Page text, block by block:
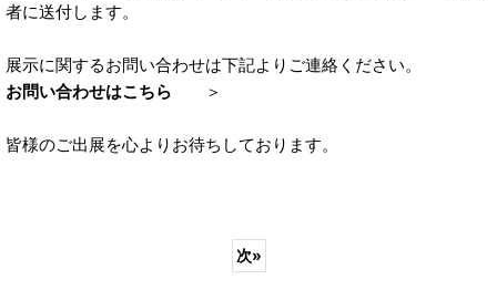
者に送付します。
展示に関するお問い合わせは下記よりご連絡ください。
お問い合わせはこちら ＞
皆様のご出展を心よりお待ちしております。
次»